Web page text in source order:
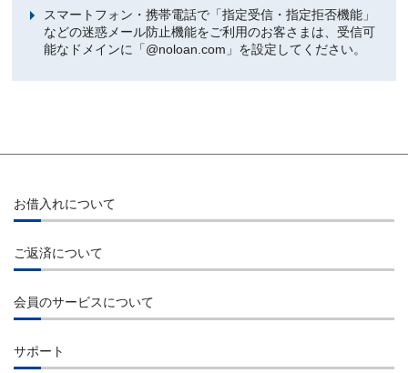
スマートフォン・携帯電話で「指定受信・指定拒否機能」
などの迷惑メール防止機能をご利用のお客さまは、受信可
能なドメインに「@noloan.com」を設定してください。
お借入れについて
インターネット
コンビニエンスストアのATM
ご指定口座へのお振込み
ご返済について
インターネット
コンビニエンスストアのATM
会員のサービスについて
会員サービス
サポート